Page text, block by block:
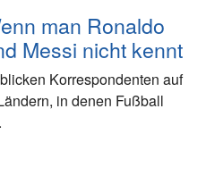
man Ronaldo
Messi nicht kennt
Korrespondenten auf
in denen Fußball